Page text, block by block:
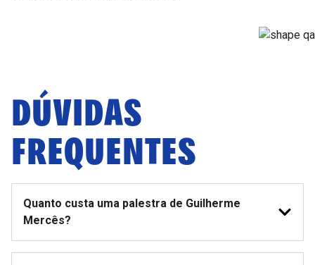
DÚVIDAS
FREQUENTES
Quanto custa uma palestra de Guilherme
Mercês?